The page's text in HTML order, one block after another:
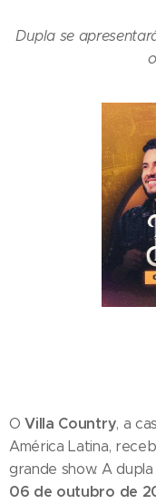
Dupla se
OVilla Country, a
América Latina,
grande show. A
06 de outubro de